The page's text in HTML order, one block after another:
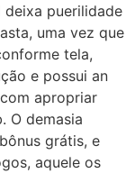
puerilidade
uma vez que
tela,
e possui an
apropriar
O demasia
grátis, e
aquele os